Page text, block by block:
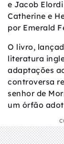
e Jacob
Catherine e
por Emerald
O livro,
literatura
adaptações
controversa
senhor de
um órfão